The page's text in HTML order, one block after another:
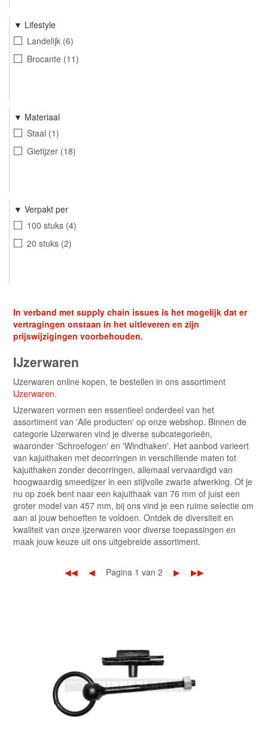
Lifestyle
Landelijk 6
Brocante 11
Materiaal
Staal 1
Gietijzer 18
Verpakt per
100 stuks 4
20 stuks 2
In verband met supply chain issues is het mogelijk dat er
vertragingen onstaan in het uitleveren en zijn
prijswijzigingen voorbehouden.
IJzerwaren
IJzerwaren online kopen, te bestellen in ons assortiment
IJzerwaren.
IJzerwaren vormen een essentieel onderdeel van het
assortiment van 'Alle producten' op onze webshop. Binnen de
categorie IJzerwaren vind je diverse subcategorieën,
waaronder 'Schroefogen' en 'Windhaken'. Het aanbod varieert
van kajuithaken met decorringen in verschillende maten tot
kajuithaken zonder decorringen, allemaal vervaardigd van
hoogwaardig smeedijzer in een stijlvolle zwarte afwerking. Of je
nu op zoek bent naar een kajuithaak van 76 mm of juist een
groter model van 457 mm, bij ons vind je een ruime selectie om
aan al jouw behoeften te voldoen. Ontdek de diversiteit en
kwaliteit van onze ijzerwaren voor diverse toepassingen en
maak jouw keuze uit ons uitgebreide assortiment.
◀◀ ◀ Pagina 1 van 2 ▶ ▶▶